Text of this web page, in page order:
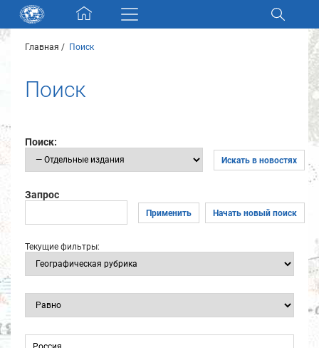
Skip navigation
Разделы и коллекции
Электронный каталог
Новости
Партнеры
Найти
Главная Поиск
Поиск
Поиск:
Искать в новостях
Запрос
Применить Начать новый поиск
Текущие фильтры: